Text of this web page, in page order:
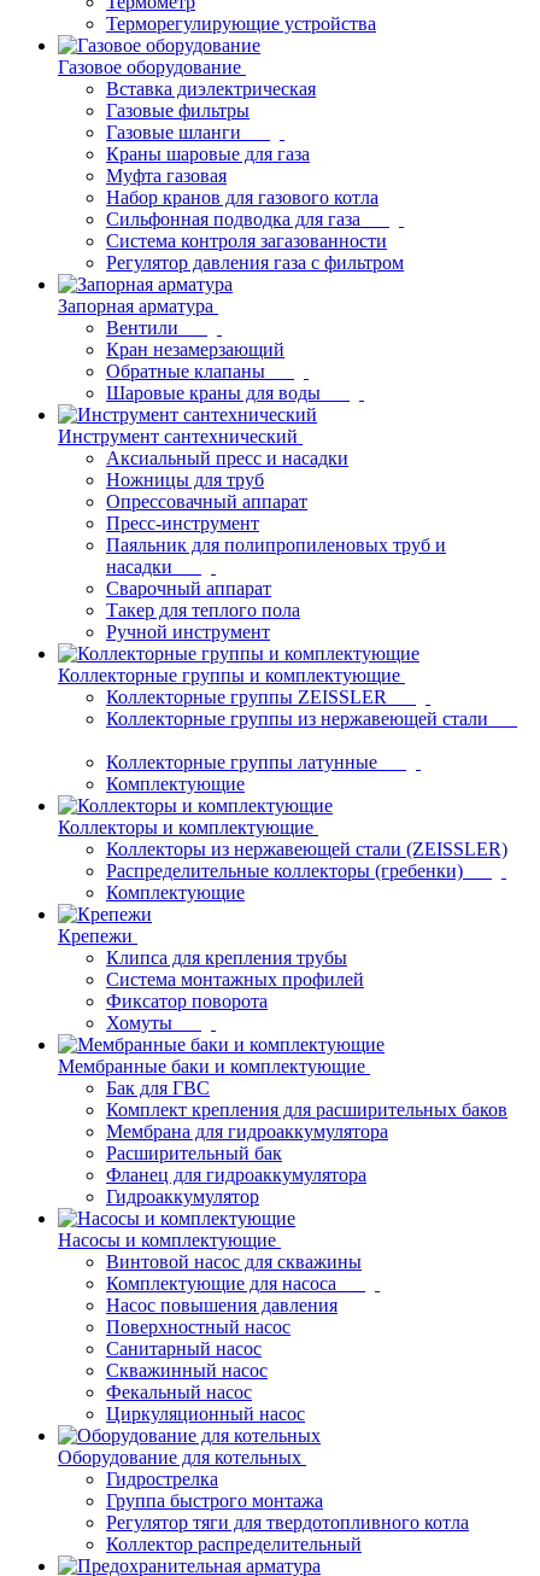
Терморегулирующие устройства
Газовое оборудование
Вставка диэлектрическая
Газовые фильтры
Газовые шланги
Краны шаровые для газа
Муфта газовая
Набор кранов для газового котла
Сильфонная подводка для газа
Система контроля загазованности
Регулятор давления газа с фильтром
Запорная арматура
Вентили
Кран незамерзающий
Обратные клапаны
Шаровые краны для воды
Инструмент сантехнический
Аксиальный пресс и насадки
Ножницы для труб
Опрессовачный аппарат
Пресс-инструмент
Паяльник для полипропиленовых труб и
насадки
Сварочный аппарат
Такер для теплого пола
Ручной инструмент
Коллекторные группы и комплектующие
Коллекторные группы ZEISSLER
Коллекторные группы из нержавеющей стали
Коллекторные группы латунные
Комплектующие
Коллекторы и комплектующие
Коллекторы из нержавеющей стали (ZEISSLER)
Распределительные коллекторы (гребенки)
Комплектующие
Крепежи
Клипса для крепления трубы
Система монтажных профилей
Фиксатор поворота
Хомуты
Мембранные баки и комплектующие
Бак для ГВС
Комплект крепления для расширительных баков
Мембрана для гидроаккумулятора
Расширительный бак
Фланец для гидроаккумулятора
Гидроаккумулятор
Насосы и комплектующие
Винтовой насос для скважины
Комплектующие для насоса
Насос повышения давления
Поверхностный насос
Санитарный насос
Скважинный насос
Фекальный насос
Циркуляционный насос
Оборудование для котельных
Гидрострелка
Группа быстрого монтажа
Регулятор тяги для твердотопливного котла
Коллектор распределительный